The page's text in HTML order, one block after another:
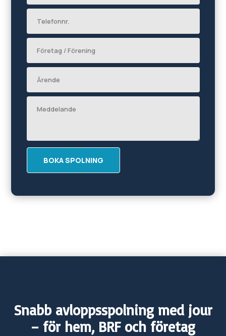
BOKA SPOLNING
Snabb avloppsspolning med jour
– för hem, BRF och företag